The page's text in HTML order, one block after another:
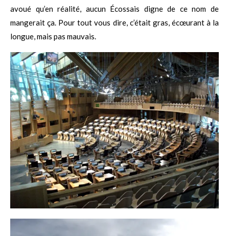
avoué qu’en réalité, aucun Écossais digne de ce nom de
mangerait ça. Pour tout vous dire, c’était gras, écœurant à la
longue, mais pas mauvais.